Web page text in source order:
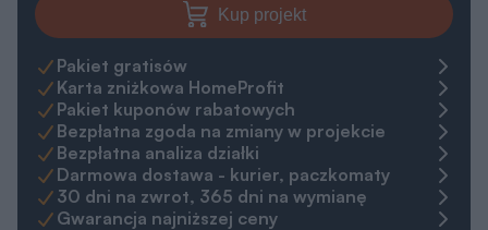
Kup projekt
Pakiet gratisów
Karta zniżkowa HomeProfit
Pakiet kuponów rabatowych
Bezpłatna zgoda na zmiany w projekcie
Bezpłatna analiza działki
Darmowa dostawa - kurier, paczkomaty
30 dni na zwrot, 365 dni na wymianę
Gwarancja najniższej ceny